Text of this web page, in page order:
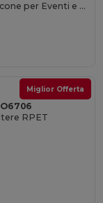
EVENT Braccialetto in Silicone per Eventi e Feste
Miglior Offerta
RPET